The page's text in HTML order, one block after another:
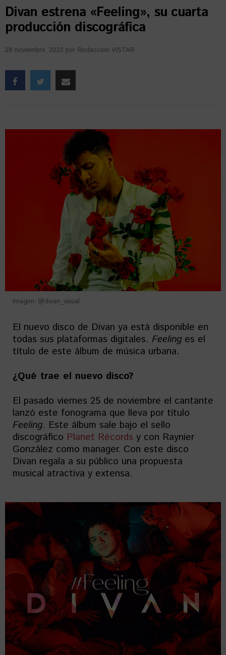
Divan estrena «Feeling», su cuarta
producción discográfica
28 noviembre, 2022 por Redacción VISTAR
Imagen: @divan_visual
El nuevo disco de Divan ya está disponible en
todas sus plataformas digitales. Feeling es el
título de este álbum de música urbana.
¿Qué trae el nuevo disco?
El pasado viernes 25 de noviembre el cantante
lanzó este fonograma que lleva por título
Feeling. Este álbum sale bajo el sello
discográfico Planet Récords y con Raynier
González como manager. Con este disco
Divan regala a su público una propuesta
musical atractiva y extensa.